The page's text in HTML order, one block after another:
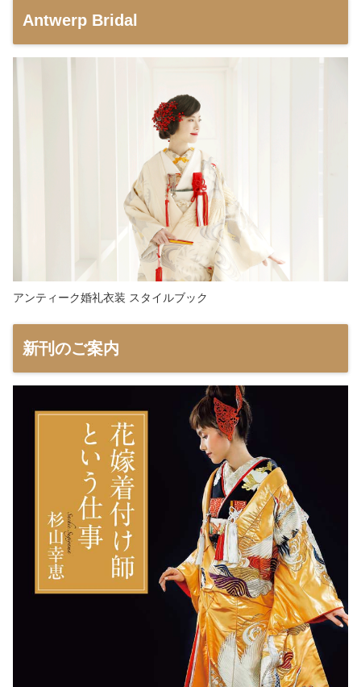
Antwerp Bridal
アンティーク婚礼衣装 スタイルブック
新刊のご案内